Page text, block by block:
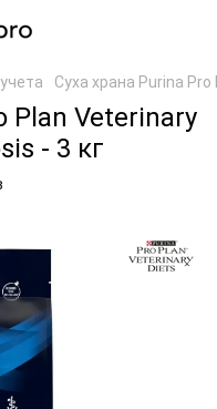
Суха храна Purina
Plan Veterinary
- 3 кг